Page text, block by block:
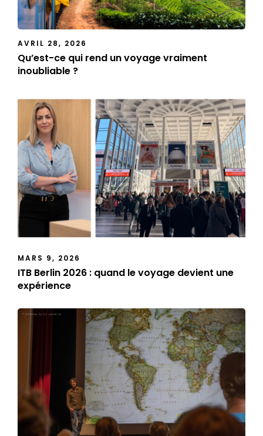
AVRIL 28, 2026
Qu’est-ce qui rend un voyage vraiment
inoubliable ?
MARS 9, 2026
ITB Berlin 2026 : quand le voyage devient une
expérience